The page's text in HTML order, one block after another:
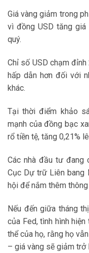
Giá vàng giảm trong
vì đồng USD tăng
quý.
Chỉ số USD chạm
hấp dẫn hơn đối với
khác.
Tại thời điểm khảo
mạnh của đồng bạc
rổ tiền tệ, tăng 0,21%
Các nhà đầu tư đang
Cục Dự trữ Liên bang
hội để nắm thêm
Nếu đến giữa tháng
của Fed, tình hình
thể của họ, rằng họ
– giá vàng sẽ giảm trở